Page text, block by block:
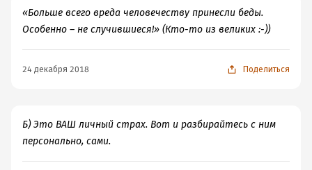
Теряю свою свободу действий… А вернее –
отказываюсь от нее своим выбором…
«Больше всего вреда человечеству принесли беды.
Особенно – не случившиеся!» (Кто-то из великих :-))
24 декабря 2018 Поделиться
Б) Это ВАШ личный страх. Вот и разбирайтесь с ним
персонально, сами.